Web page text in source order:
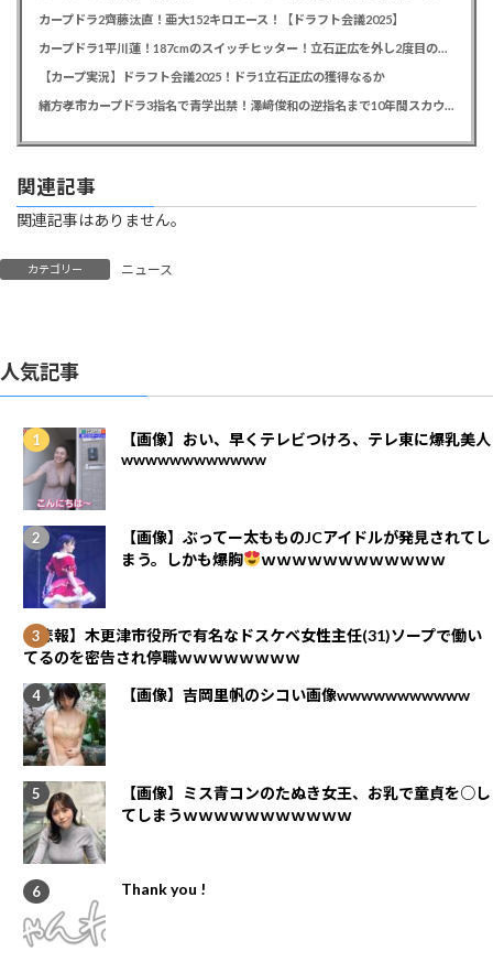
カープドラ2齊藤汰直！亜大152キロエース！【ドラフト会議2025】
カープドラ1平川蓮！187cmのスイッチヒッター！立石正広を外し2度目の重複も新井監督がクジを引き当てる！【ドラフト会議2025】
【カープ実況】ドラフト会議2025！ドラ1立石正広の獲得なるか
緒方孝市カープドラ3指名で青学出禁！澤﨑俊和の逆指名まで10年間スカウト出禁
関連記事
関連記事はありません。
カテゴリー ニュース
人気記事
【画像】おい、早くテレビつけろ、テレ東に爆乳美人
wwwwwwwwwwww
【画像】ぶってー太もものJCアイドルが発見されてし
まう。しかも爆胸
ｗｗｗｗｗｗｗｗｗｗｗｗ
【悲報】木更津市役所で有名なドスケベ女性主任(31)ソープで働い
てるのを密告され停職ｗｗｗｗｗｗｗｗ
【画像】吉岡里帆のシコい画像wwwwwwwwwww
【画像】ミス青コンのたぬき女王、お乳で童貞を○し
てしまうｗｗｗｗｗｗｗｗｗｗｗ
Thank you !